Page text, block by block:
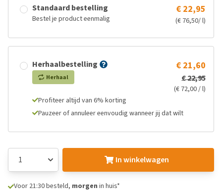
Standaard bestelling
Bestel je product eenmalig
€ 22,95
(€ 76,50/ l)
Herhaalbestelling
Herhaal
€ 21,60
€ 22,95
(€ 72,00 / l)
Profiteer altijd van 6% korting
Pauzeer of annuleer eenvoudig wanneer jij dat wilt
In winkelwagen
Voor 21:30 besteld, morgen in huis*